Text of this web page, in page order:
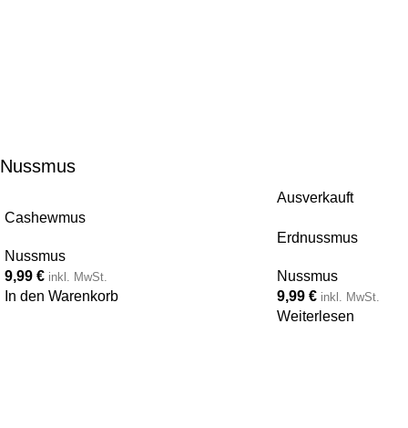
Nussmus
Cashewmus
Nussmus
9,99 € inkl. MwSt.
In den Warenkorb
Ausverkauft
Erdnussmus
Nussmus
9,99 € inkl. MwSt.
Weiterlesen